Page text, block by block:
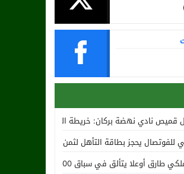
نادي نهضة بركان: خريطة المغرب تثير استياء
للفوتصال يحجز بطاقة التأهل لثمن نهائي مونديال
أوعلا يتألق في سباق 4200 متر بمدينة سلا